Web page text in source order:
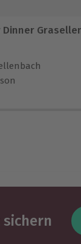
Dinner